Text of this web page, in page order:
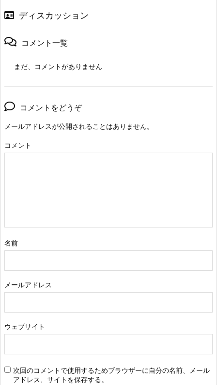
ディスカッション
コメント一覧
まだ、コメントがありません
コメントをどうぞ
メールアドレスが公開されることはありません。
コメント
名前
メールアドレス
ウェブサイト
次回のコメントで使用するためブラウザーに自分の名前、メール
アドレス、サイトを保存する。